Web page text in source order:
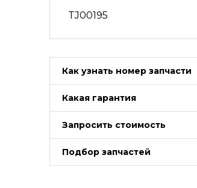
TJ00195
Как узнать номер запчасти
Какая гарантия
Запросить стоимость
Подбор запчастей